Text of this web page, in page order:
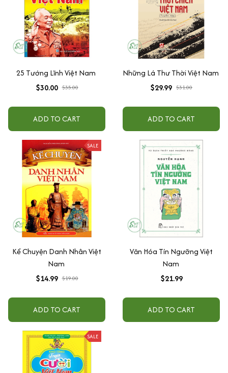
25 Tướng Lĩnh Việt Nam
$30.00 $35.00
ADD TO CART
Những Lá Thư Thời Việt Nam
$29.99 $31.00
ADD TO CART
SALE
Kể Chuyện Danh Nhân Việt
Nam
$14.99 $19.00
ADD TO CART
Văn Hóa Tín Ngưỡng Việt
Nam
$21.99
ADD TO CART
SALE